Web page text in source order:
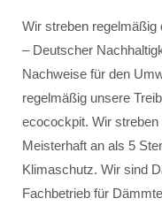
Wir streben
– Deutscher
Nachweise für den
regelmäßig unsere
ecocockpit. Wir
Meisterhaft an als 5
Klimaschutz. Wir sind
Fachbetrieb für